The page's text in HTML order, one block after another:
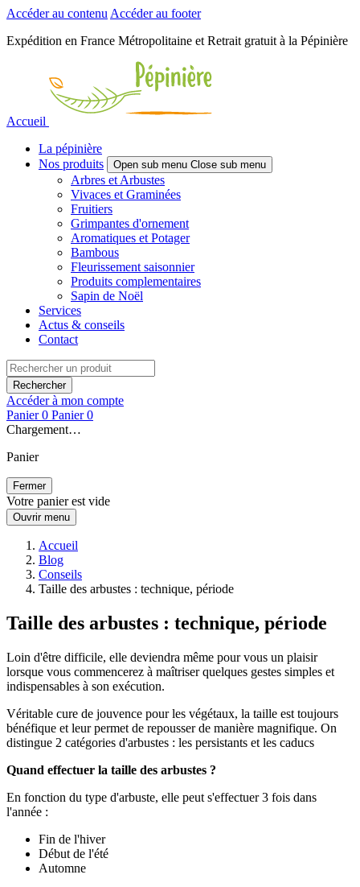
Accéder au contenu Accéder au footer
Expédition en France Métropolitaine et Retrait gratuit à la Pépinière
Accueil
La pépinière
Nos produits
Open sub menu Close sub menu
Arbres et Arbustes
Vivaces et Graminées
Fruitiers
Grimpantes d'ornement
Aromatiques et Potager
Bambous
Fleurissement saisonnier
Produits complementaires
Sapin de Noël
Services
Actus & conseils
Contact
Rechercher
Accéder à mon compte
Panier 0 Panier 0
Chargement…
Panier
Fermer
Votre panier est vide
Ouvrir menu
Accueil
Blog
Conseils
Taille des arbustes : technique, période
Taille des arbustes : technique, période
Loin d'être difficile, elle deviendra même pour vous un plaisir
lorsque vous commencerez à maîtriser quelques gestes simples et
indispensables à son exécution.
Véritable cure de jouvence pour les végétaux, la taille est toujours
bénéfique et leur permet de repousser de manière magnifique. On
distingue 2 catégories d'arbustes : les persistants et les caducs
Quand effectuer la taille des arbustes ?
En fonction du type d'arbuste, elle peut s'effectuer 3 fois dans
l'année :
Fin de l'hiver
Début de l'été
Automne